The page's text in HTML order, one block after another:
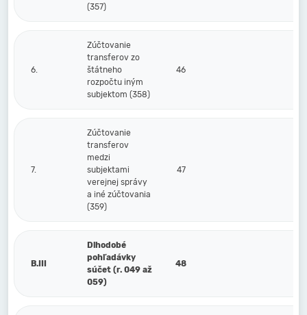
(357)
6.
Zúčtovanie
transferov zo
štátneho
rozpočtu iným
subjektom (358)
46
7.
Zúčtovanie
transferov
medzi
subjektami
verejnej správy
a iné zúčtovania
(359)
47
B.III
Dlhodobé
pohľadávky
súčet (r. 049 až
059)
48